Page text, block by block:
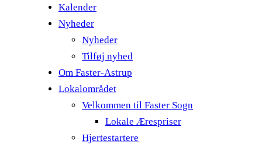
Kalender
Nyheder
Nyheder
Tilføj nyhed
Om Faster-Astrup
Lokalområdet
Velkommen til Faster Sogn
Lokale Ærespriser
Hjertestartere